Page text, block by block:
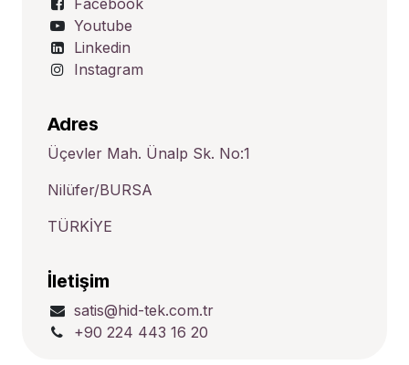
Youtube
Linkedin
Instagram
Adres
Üçevler Mah. Ünalp Sk. No:1
Nilüfer/BURSA
TÜRKİYE
İletişim
satis@hid-tek.com.tr
+90 224 443 16 20